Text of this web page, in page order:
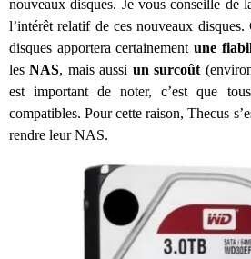
nouveaux disques. Je vous conseille de
l’intérêt relatif de ces nouveaux
disques apportera certainement une
les NAS, mais aussi un surcoût
est important de noter, c’est que
compatibles. Pour cette raison, Thecus
rendre leur NAS.